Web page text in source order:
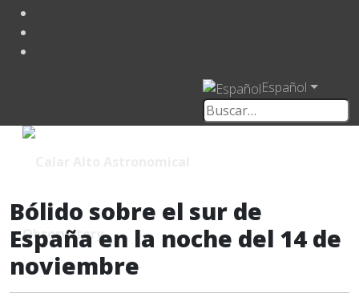
Español
Bólido sobre el sur de
España en la noche del 14 de
noviembre